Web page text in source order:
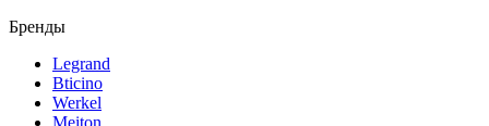
Бренды
Legrand
Bticino
Werkel
Meiton